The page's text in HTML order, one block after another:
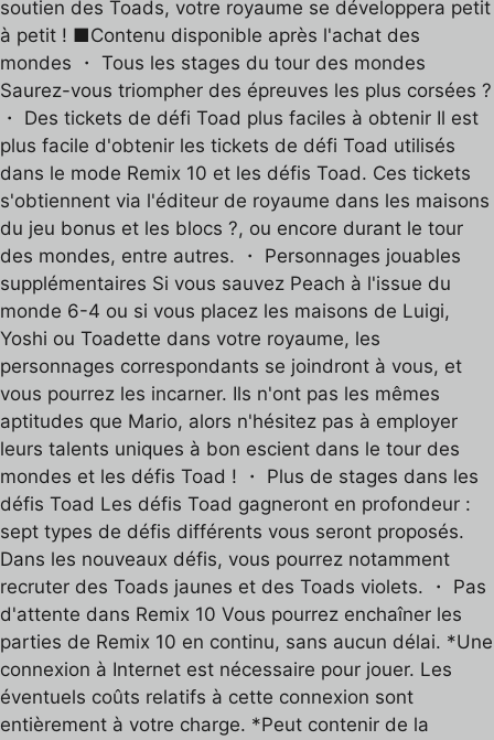
soutien des Toads, votre royaume se développera petit
à petit ! ■Contenu disponible après l'achat des
mondes ・ Tous les stages du tour des mondes
Saurez-vous triompher des épreuves les plus corsées ?
・ Des tickets de défi Toad plus faciles à obtenir Il est
plus facile d'obtenir les tickets de défi Toad utilisés
dans le mode Remix 10 et les défis Toad. Ces tickets
s'obtiennent via l'éditeur de royaume dans les maisons
du jeu bonus et les blocs ?, ou encore durant le tour
des mondes, entre autres. ・ Personnages jouables
supplémentaires Si vous sauvez Peach à l'issue du
monde 6-4 ou si vous placez les maisons de Luigi,
Yoshi ou Toadette dans votre royaume, les
personnages correspondants se joindront à vous, et
vous pourrez les incarner. Ils n'ont pas les mêmes
aptitudes que Mario, alors n'hésitez pas à employer
leurs talents uniques à bon escient dans le tour des
mondes et les défis Toad ! ・ Plus de stages dans les
défis Toad Les défis Toad gagneront en profondeur :
sept types de défis différents vous seront proposés.
Dans les nouveaux défis, vous pourrez notamment
recruter des Toads jaunes et des Toads violets. ・ Pas
d'attente dans Remix 10 Vous pourrez enchaîner les
parties de Remix 10 en continu, sans aucun délai. *Une
connexion à Internet est nécessaire pour jouer. Les
éventuels coûts relatifs à cette connexion sont
entièrement à votre charge. *Peut contenir de la